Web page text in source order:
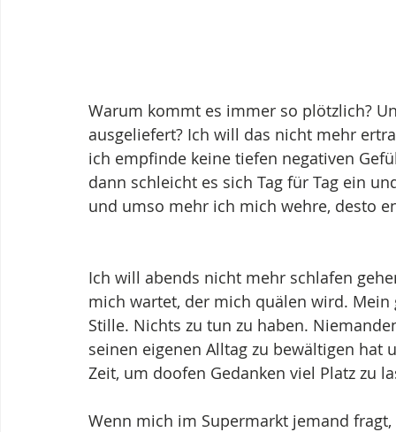
Warum kommt es immer so plötzlich?
ausgeliefert? Ich will das nicht mehr
ich empfinde keine tiefen negativen
dann schleicht es sich Tag für Tag ein
und umso mehr ich mich wehre, desto
Ich will abends nicht mehr schlafen
mich wartet, der mich quälen wird.
Stille. Nichts zu tun zu haben.
seinen eigenen Alltag zu bewältigen
Zeit, um doofen Gedanken viel Platz zu
Wenn mich im Supermarkt jemand